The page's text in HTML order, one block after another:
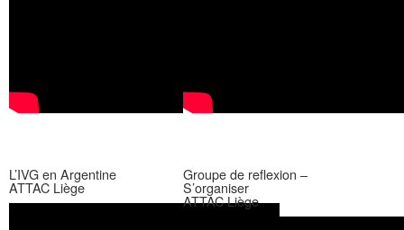
L’IVG en Argentine
ATTAC Liège
Groupe de reflexion –
S’organiser
ATTAC Liège